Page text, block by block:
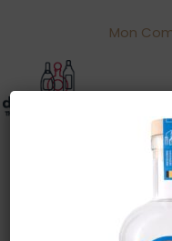
Mon
Warning: